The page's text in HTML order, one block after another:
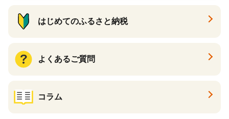
はじめてのふるさと納税
よくあるご質問
コラム